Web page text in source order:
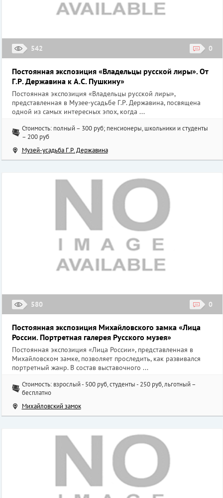
542 0
Постоянная экспозиция «Владельцы русской лиры». От
Г.Р. Державина к А.С. Пушкину»
Постоянная экспозиция «Владельцы русской лиры»,
представленная в Музее-усадьбе Г.Р. Державина, посвящена
одной из самых интересных эпох, когда ...
Стоимость: полный – 300 руб; пенсионеры, школьники и студенты
– 200 руб
Музей-усадьба Г.Р. Державина
580 0
Постоянная экспозиция Михайловского замка «Лица
России. Портретная галерея Русского музея»
Постоянная экспозиция «Лица России», представленная в
Михайловском замке, позволяет проследить, как развивался
портретный жанр. В состав выставочного ...
Стоимость: взрослый - 500 руб, студенты - 250 руб, льготный –
бесплатно
Михайловский замок